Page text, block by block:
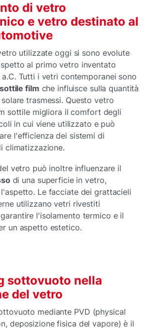
di vetro
e vetro destinato al
utilizzate oggi si sono evolute
al primo vetro inventato
Tutti i vetri contemporanei sono
sottile film che influisce sulla quantità
trasmessi. Questo vetro
sottile migliora il comfort degli
in cui viene utilizzato e può
l'efficienza dei sistemi di
climatizzazione.
vetro può inoltre influenzare il
di una superficie in vetro,
Le facciate dei grattacieli
utilizzano vetri rivestiti
l'isolamento termico e il
un aspetto estetico.
sottovuoto nella
del vetro
mediante PVD (physical
deposizione fisica del vapore) è il